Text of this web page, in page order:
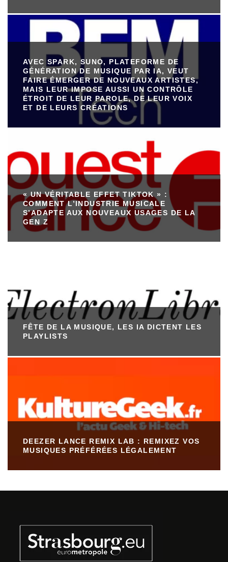
AVEC SPARK, SUNO, PLATEFORME DE
GÉNÉRATION DE MUSIQUE PAR IA, VEUT
FAIRE ÉMERGER DE NOUVEAUX ARTISTES,
MAIS LEUR IMPOSE AUSSI UN CONTRÔLE
ÉTROIT DE LEUR PAROLE, DE LEUR VOIX
ET DE LEURS CRÉATIONS
« UN VÉRITABLE EFFET TIKTOK » :
COMMENT L’INDUSTRIE MUSICALE
S’ADAPTE AUX NOUVEAUX USAGES DE LA
GEN Z
FÊTE DE LA MUSIQUE, LES IA DICTENT LES
PLAYLISTS
DEEZER LANCE REMIX LAB : REMIXEZ VOS
MUSIQUES PRÉFÉRÉES LÉGALEMENT